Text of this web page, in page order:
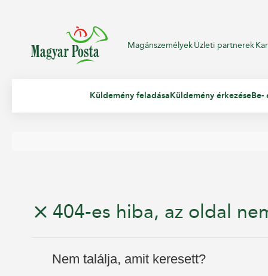
MagánszemélyekÜzleti partnerek
Küldemény feladásaKüldemény érkezéseBe-
404-es hiba, az oldal
Nem találja, amit keresett?